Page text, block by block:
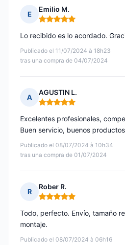
E
Emilio M.
Nota: 5 de 5
Publicado el 11/07/2024 à 18h23
tras una compra de 04/07/2024
Lo recibido es lo acordado.
A
AGUSTIN L.
Nota: 5 de 5
Publicado el 08/07/2024 à 10h34
tras una compra de 01/07/2024
Excelentes profesionales,
Buen servicio, buenos
R
Rober R.
Nota: 5 de 5
Publicado el 08/07/2024 à 06h16
Todo, perfecto. Envío, tamaño
montaje.